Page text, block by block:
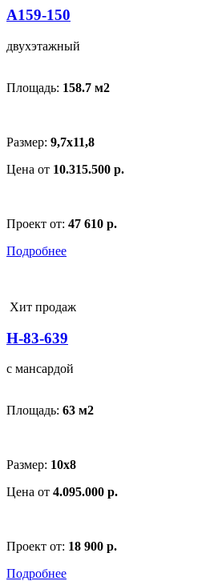
A159-150
двухэтажный
Площадь: 158.7 м2
Размер: 9,7x11,8
Цена от 10.315.500 р.
Проект от: 47 610 р.
Подробнее
Хит продаж
Н-83-639
с мансардой
Площадь: 63 м2
Размер: 10x8
Цена от 4.095.000 р.
Проект от: 18 900 р.
Подробнее